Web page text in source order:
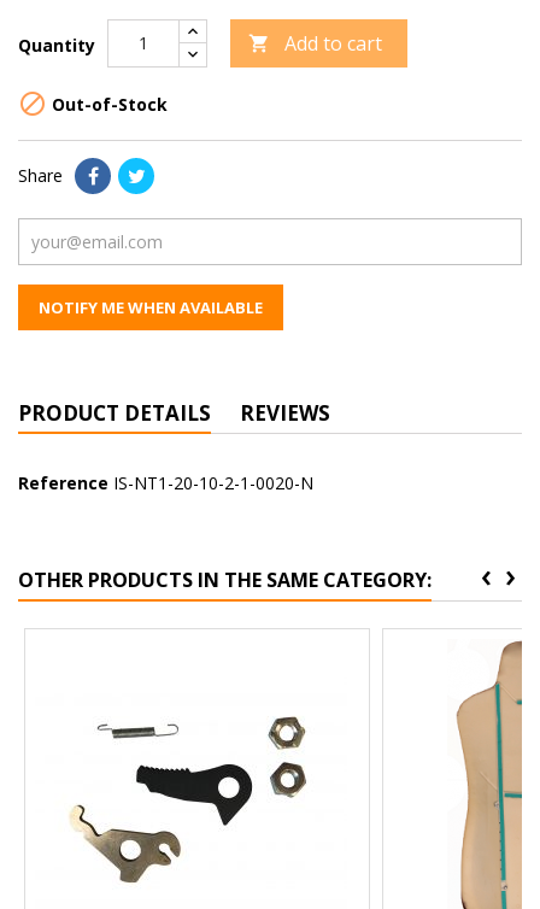
Quantity  Add to cart
 Out-of-Stock
Share
NOTIFY ME WHEN AVAILABLE
PRODUCT DETAILS REVIEWS
Reference IS-NT1-20-10-2-1-0020-N
OTHER PRODUCTS IN THE SAME CATEGORY: ‹ ›